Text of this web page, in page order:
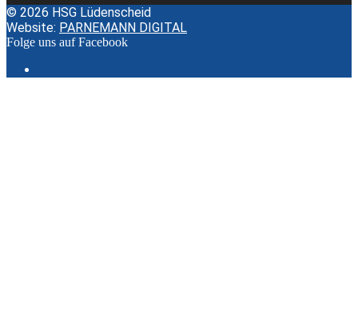
© 2026 HSG Lüdenscheid
Website: PARNEMANN DIGITAL
Folge uns auf Facebook